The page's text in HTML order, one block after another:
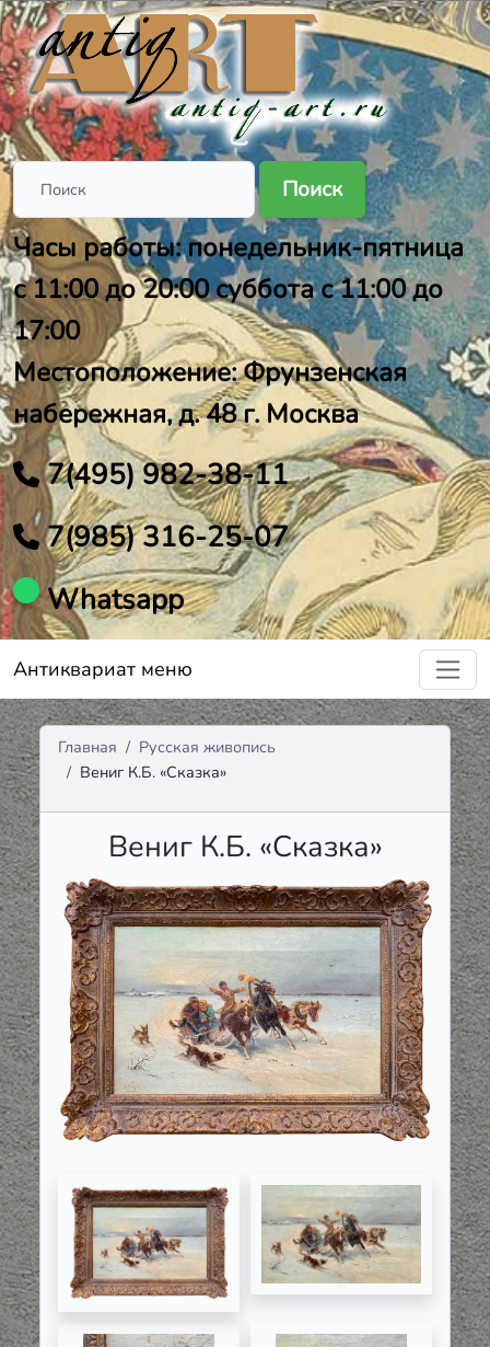
Поиск
Часы работы: понедельник-пятница
с 11:00 до 20:00 суббота с 11:00 до
17:00
Местоположение: Фрунзенская
набережная, д. 48 г. Москва
7(495) 982-38-11
7(985) 316-25-07
Whatsapp
Антиквариат меню
Главная
Русская живопись
Вениг К.Б. «Сказка»
Вениг К.Б. «Сказка»